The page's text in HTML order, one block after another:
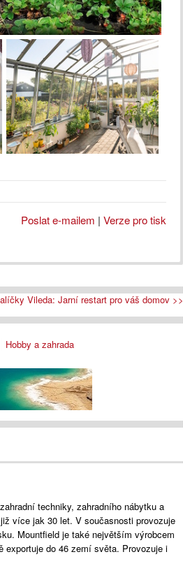
Poslat e-mailem | Verze pro tisk
Vileda: Jarní restart pro váš domov >>
Hobby a zahrada
techniky, zahradního nábytku a
více jak 30 let. V současnosti provozuje
Mountfield je také největším výrobcem
exportuje do 46 zemí světa. Provozuje i